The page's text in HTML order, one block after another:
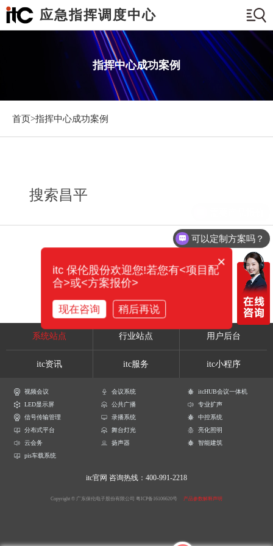
应急指挥调度中心
指挥中心成功案例
首页>指挥中心成功案例
搜索昌平
系统站点 行业站点 用户后台
itc资讯 itc服务 itc小程序
视频会议 会议系统
itcHUB会议一体机
LED显示屏
公共广播
专业扩声
信号传输管理
录播系统
中控系统
分布式平台
舞台灯光
亮化照明
云会务
扬声器
智能建筑
pis车载系统
itc官网 咨询热线：400-991-2218
Copyright © 广东保伦电子股份有限公司 粤ICP备16106620号 产品参数解释声明
可以定制方案吗？
×
itc 保伦股份欢迎您!若您有<项目配
合>或<方案报价>
现在咨询 稍后再说